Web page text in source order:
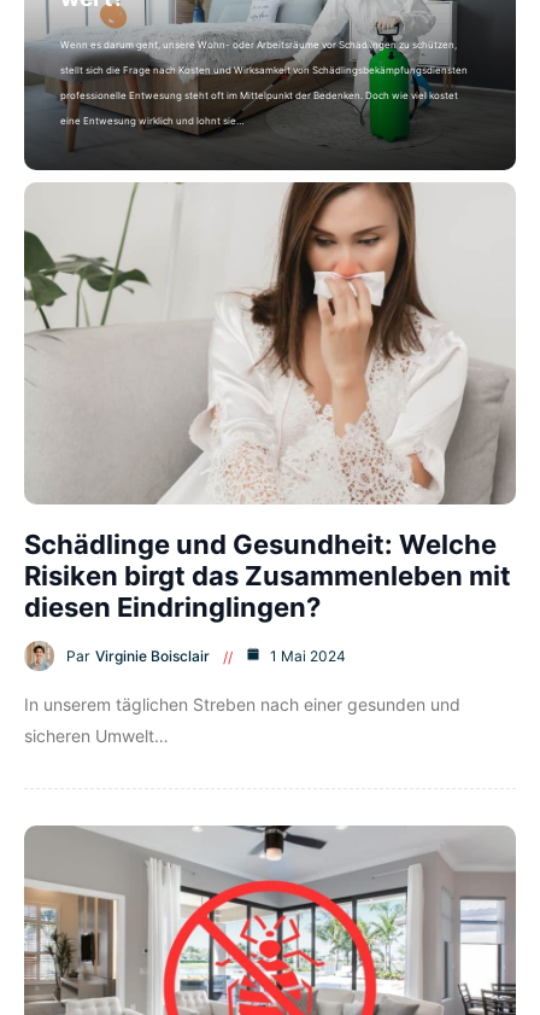
Wenn es darum geht, unsere Wohn- oder Arbeitsräume vor Schädlingen zu schützen,
stellt sich die Frage nach Kosten und Wirksamkeit von Schädlingsbekämpfungsdiensten
professionelle Entwesung steht oft im Mittelpunkt der Bedenken. Doch wie viel kostet
eine Entwesung wirklich und lohnt sie…
Schädlinge und Gesundheit: Welche
Risiken birgt das Zusammenleben mit
diesen Eindringlingen?
Par Virginie Boisclair 1 Mai 2024
In unserem täglichen Streben nach einer gesunden und
sicheren Umwelt…